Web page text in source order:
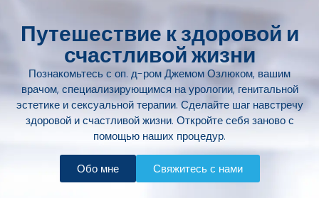
Путешествие к здоровой и
счастливой жизни
Познакомьтесь с оп. д-ром Джемом Озлюком, вашим
врачом, специализирующимся на урологии, генитальной
эстетике и сексуальной терапии. Сделайте шаг навстречу
здоровой и счастливой жизни. Откройте себя заново с
помощью наших процедур.
Обо мне Свяжитесь с нами